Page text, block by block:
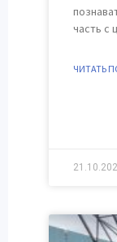
часть с
ЧИТАТЬ